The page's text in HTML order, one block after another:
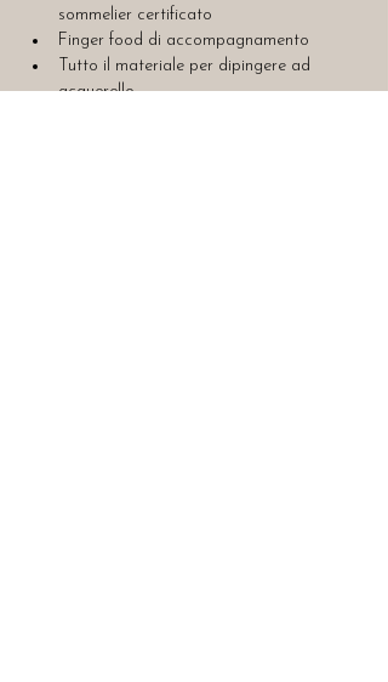
sommelier certificato
Finger food di accompagnamento
Tutto il materiale per dipingere ad
acquerello